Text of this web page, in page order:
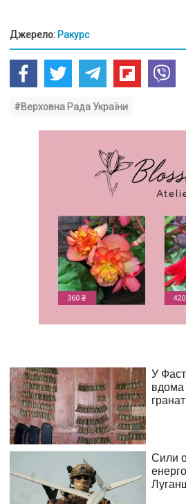
Джерело: Ракурс
#Верховна Рада України